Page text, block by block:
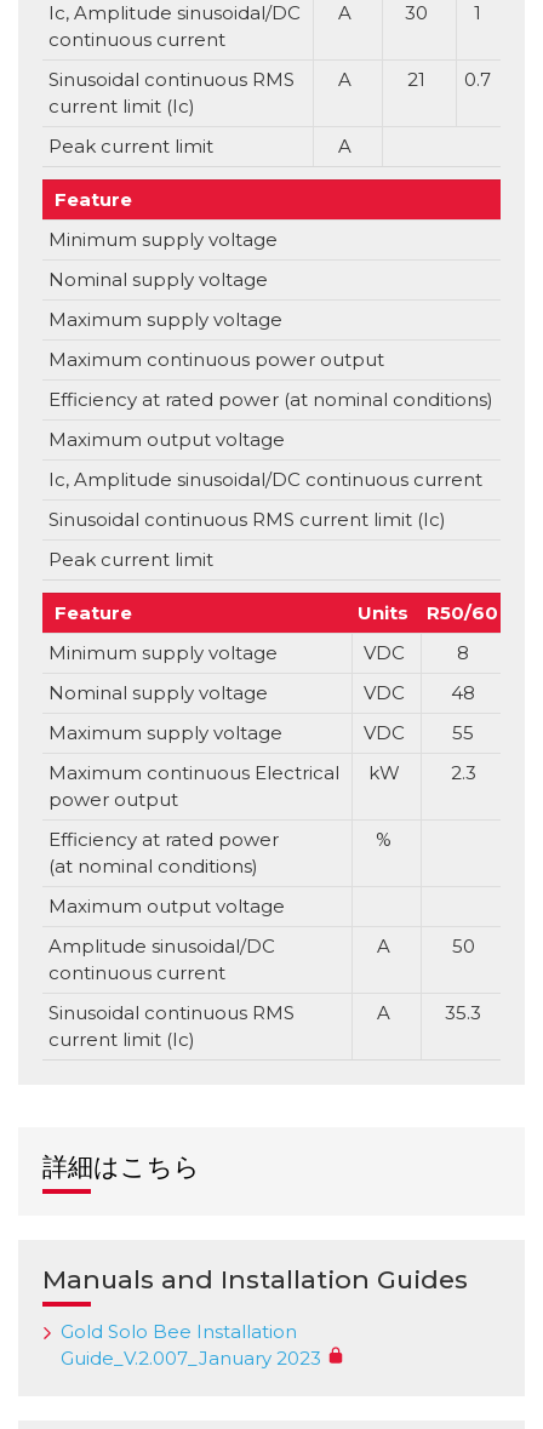
Ic, Amplitude sinusoidal/DC
continuous current
A 30 1
Sinusoidal continuous RMS
current limit (Ic)
A 21 0.7
Peak current limit A
Feature
Minimum supply voltage
Nominal supply voltage
Maximum supply voltage
Maximum continuous power output
Efficiency at rated power (at nominal conditions)
Maximum output voltage
Ic, Amplitude sinusoidal/DC continuous current
Sinusoidal continuous RMS current limit (Ic)
Peak current limit
Feature Units R50/60
Minimum supply voltage
VDC
8
Nominal supply voltage
VDC
48
Maximum supply voltage
VDC
55
Maximum continuous Electrical
power output
kW 2.3
Efficiency at rated power
(at nominal conditions)
%
Maximum output voltage
Amplitude sinusoidal/DC
continuous current
A 50
Sinusoidal continuous RMS
current limit (Ic)
A 35.3
詳細はこちら
Manuals and Installation Guides
Gold Solo Bee Installation
Guide_V.2.007_January 2023